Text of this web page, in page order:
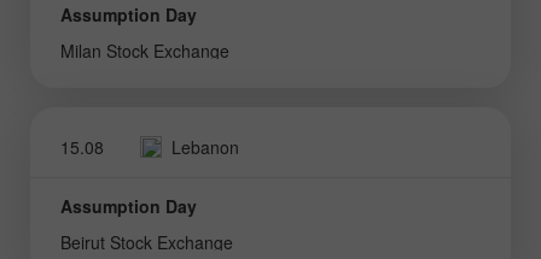
Assumption Day
Milan Stock Exchange
15.08 Lebanon
Assumption Day
Beirut Stock Exchange